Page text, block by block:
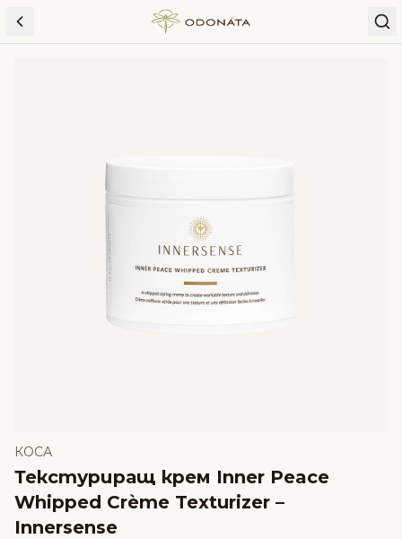
Skip to content
КОСА
Текстуриращ крем Inner Peace
Whipped Crème Texturizer –
Innersense